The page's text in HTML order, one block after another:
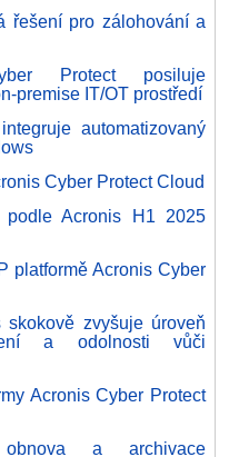
řešení pro zálohování a
Protect posiluje
premise IT/OT prostředí
automatizovaný
Cyber Protect Cloud
podle Acronis H1 2025
platformě Acronis Cyber
skokově zvyšuje úroveň
a odolnosti vůči
Acronis Cyber Protect
obnova a archivace